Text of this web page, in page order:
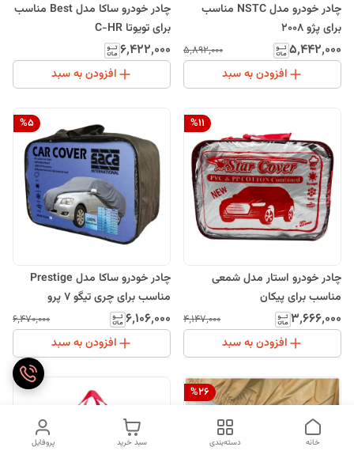
چادر خودرو مدل NSTC مناسب
برای پژو 2008
۵٬۴۴۲٬۰۰۰ ۵٬۸۹۲٬۰۰۰
افزودن به سبد
چادر خودرو ساکا مدل Best مناسب
برای تویوتا C-HR
۶٬۴۲۲٬۰۰۰
افزودن به سبد
%11
چادر خودرو استار مدل شمعی
مناسب برای پیکان
۳٬۶۶۶٬۰۰۰ ۴٬۱۴۷٬۰۰۰
افزودن به سبد
%5
چادر خودرو ساکا مدل Prestige
مناسب برای چری تیگو 7 پرو
۶٬۱۰۶٬۰۰۰ ۶٬۴۷۰٬۰۰۰
افزودن به سبد
%26
پروفایل سبد خرید دسته‌بندی خانه